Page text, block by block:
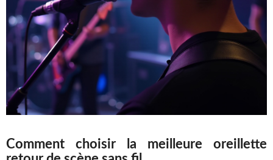
Comment choisir la meilleure oreillette